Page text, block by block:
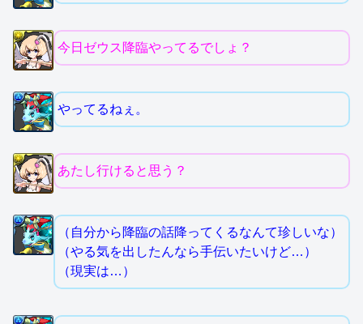
今日ゼウス降臨やってるでしょ？
やってるねぇ。
あたし行けると思う？
（自分から降臨の話降ってくるなんて珍しいな）
（やる気を出したんなら手伝いたいけど…）
（現実は…）